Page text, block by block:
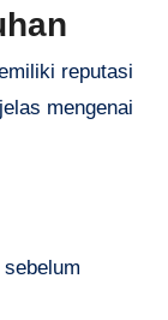
reputasi
mengenai